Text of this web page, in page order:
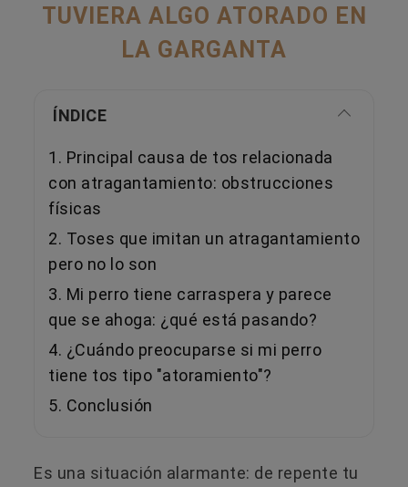
TUVIERA ALGO ATORADO EN
LA GARGANTA
ÍNDICE
1. Principal causa de tos relacionada
con atragantamiento: obstrucciones
físicas
2. Toses que imitan un atragantamiento
pero no lo son
3. Mi perro tiene carraspera y parece
que se ahoga: ¿qué está pasando?
4. ¿Cuándo preocuparse si mi perro
tiene tos tipo "atoramiento"?
5. Conclusión
Es una situación alarmante: de repente tu